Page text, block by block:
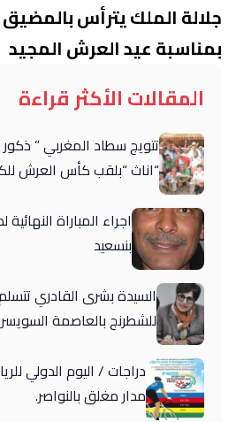
جلالة الملك يترأس
بمناسبة عيد العرش المجيد
المقالات الأكثر قراءة
تتويج سطاد المغربي ”
“اناث “بلقب كأس العرش
اجراء المباراة
بنسعيد
السيدة بشرى القادري
للشطرنج بالعاصمة
دراجات / اليوم الدولي
مدار مغلق بالنواصر.